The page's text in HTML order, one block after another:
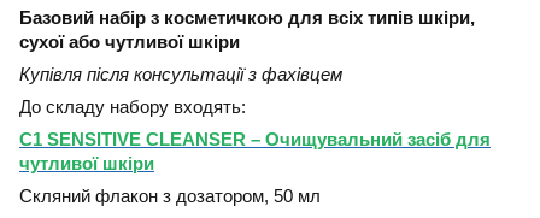
Базовий набір з косметичкою для всіх типів шкіри,
сухої або чутливої шкіри
Купівля після консультації з фахівцем
До складу набору входять:
C1 SENSITIVE CLEANSER – Очищувальний засiб для
чутливої шкiри
Скляний флакон з дозатором, 50 мл